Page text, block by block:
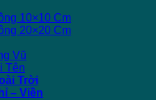
10×10 Cm
20×20 Cm
Vũ
Tên
Trời
– Viền